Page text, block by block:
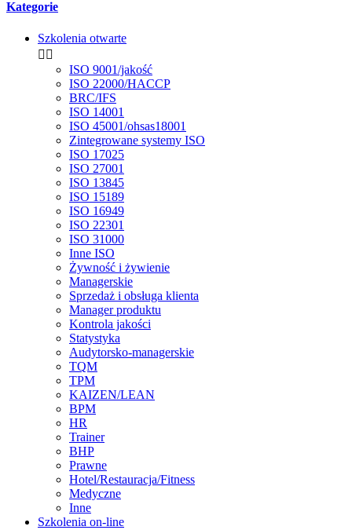
Kategorie
Szkolenia otwarte
 
ISO 9001/jakość
ISO 22000/HACCP
BRC/IFS
ISO 14001
ISO 45001/ohsas18001
Zintegrowane systemy ISO
ISO 17025
ISO 27001
ISO 13845
ISO 15189
ISO 16949
ISO 22301
ISO 31000
Inne ISO
Żywność i żywienie
Managerskie
Sprzedaż i obsługa klienta
Manager produktu
Kontrola jakości
Statystyka
Audytorsko-managerskie
TQM
TPM
KAIZEN/LEAN
BPM
HR
Trainer
BHP
Prawne
Hotel/Restauracja/Fitness
Medyczne
Inne
Szkolenia on-line